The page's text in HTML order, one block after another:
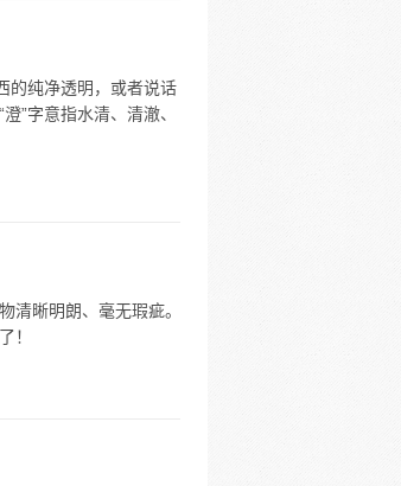
的纯净透明，或者说话
”字意指水清、清澈、
清晰明朗、毫无瑕疵。
！